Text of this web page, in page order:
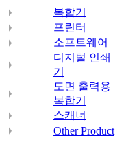
복합기
프린터
소프트웨어
디지털 인쇄
기
도면 출력용
복합기
스캐너
Other Product